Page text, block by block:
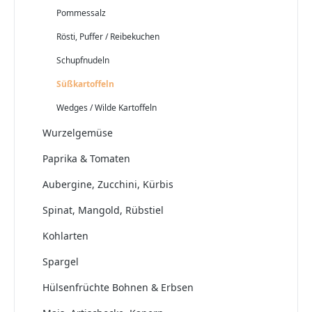
Pommessalz
Rösti, Puffer / Reibekuchen
Schupfnudeln
Süßkartoffeln
Wedges / Wilde Kartoffeln
Wurzelgemüse
Paprika & Tomaten
Aubergine, Zucchini, Kürbis
Spinat, Mangold, Rübstiel
Kohlarten
Spargel
Hülsenfrüchte Bohnen & Erbsen